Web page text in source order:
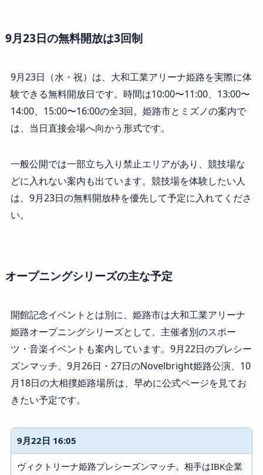
9月23日の無料開放は3回制
9月23日（水・祝）は、大和工業アリーナ姫路を実際に体
験できる無料開放日です。時間は10:00〜11:00、13:00〜
14:00、15:00〜16:00の全3回。姫路市とミズノの案内で
は、当日直接会場へ向かう形式です。
一般公開では一部立ち入り禁止エリアがあり、競技場な
どに入れない案内も出ています。競技場を体験したい人
は、9月23日の無料開放枠を優先して予定に入れてくださ
い。
オープニングシリーズの主な予定
開館記念イベントとは別に、姫路市は大和工業アリーナ
姫路オープニングシリーズとして、主催者別のスポー
ツ・音楽イベントも案内しています。9月22日のプレシー
ズンマッチ、9月26日・27日のNovelbright姫路公演、10
月18日の大相撲姫路場所は、早めに公式ページを見てお
きたい予定です。
9月22日 16:05
ヴィクトリーナ姫路プレシーズンマッチ。相手はIBK企業